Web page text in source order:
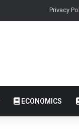
Privacy
ECONOMICS